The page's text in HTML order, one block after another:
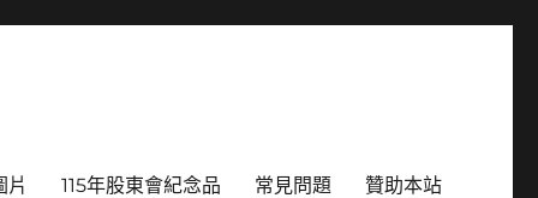
片 115年股東會紀念品 常見問題 贊助本站